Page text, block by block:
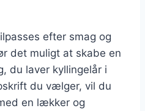
efter smag og
det muligt at skabe en
du laver kyllingelår i
du vælger, vil du
en lækker og